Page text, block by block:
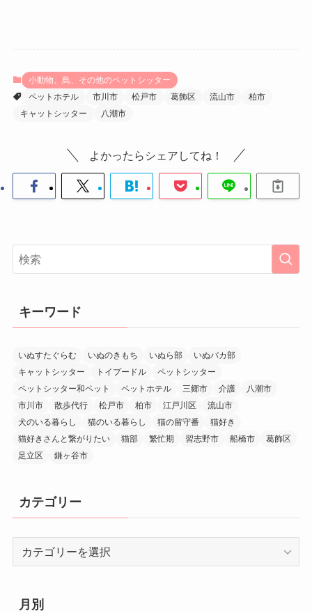
小動物、鳥、その他のペットシッター
ペットホテル
市川市 松戸市 葛飾区 流山市
柏市
キャットシッター
八潮市
よかったらシェアしてね！
キーワード
いぬすたぐらむ いぬのきもち いぬら部
いぬバカ部
キャットシッター
トイプードル
ペットシッター
ペットシッター和ペット
ペットホテル 三郷市 介護
八潮市
市川市
散歩代行 松戸市 柏市 江戸川区
流山市
犬のいる暮らし
猫のいる暮らし 猫の留守番
猫好き
猫好きさんと繋がりたい
猫部 繁忙期 習志野市 船橋市
葛飾区
足立区
鎌ヶ谷市
カテゴリー
リ
月別